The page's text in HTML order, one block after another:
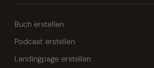
Buch erstellen
Podcast erstellen
Landingpage erstellen